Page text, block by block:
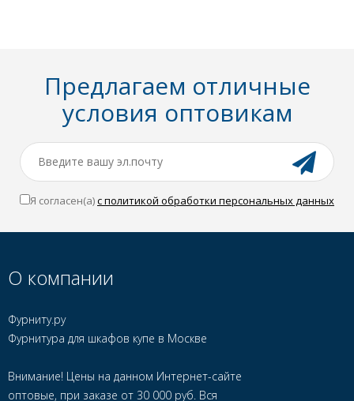
Предлагаем отличные
условия оптовикам
Я согласен(a)с политикой обработки персональных данных
О компании
Фурниту.ру
Фурнитура для шкафов купе в Москве
Внимание! Цены на данном Интернет-сайте
оптовые, при заказе от 30 000 руб. Вся